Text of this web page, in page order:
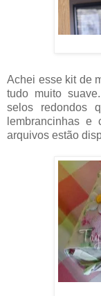
Achei esse kit de
tudo muito
selos redondos
lembrancinhas e
arquivos estão